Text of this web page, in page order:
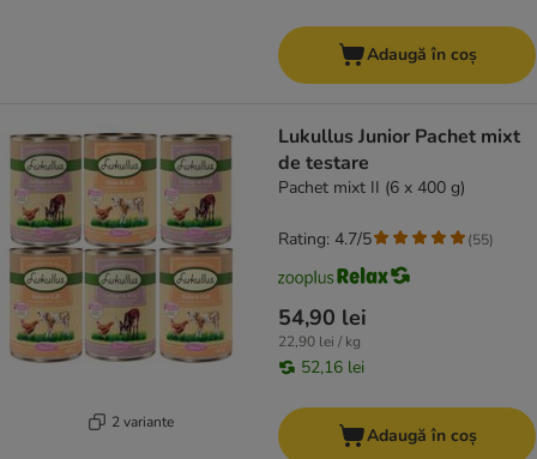
Adaugă în coș
2 variante
Lukullus Junior Pachet mixt
de testare
Pachet mixt II (6 x 400 g)
54,90 lei
22,90 lei / kg
52,16 lei
Rating: 4.7/5 (55)
Adaugă în coș